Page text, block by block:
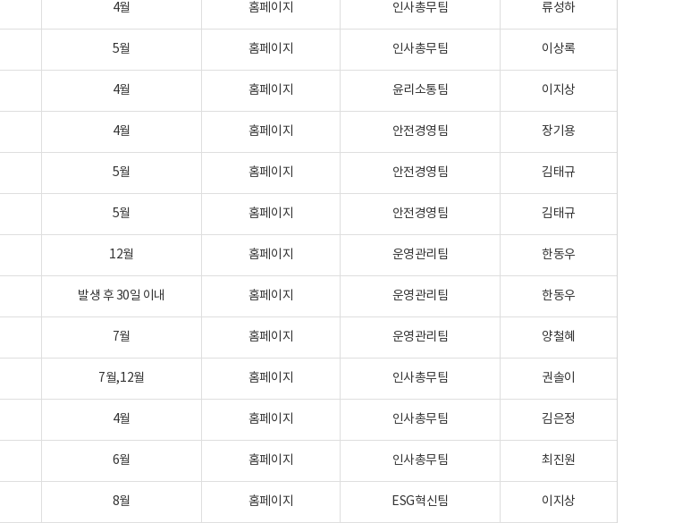
4월 홈페이지 인사총무팀 류성하
5월 홈페이지 인사총무팀 이상록
4월 홈페이지 윤리소통팀 이지상
4월 홈페이지 안전경영팀 장기용
5월 홈페이지 안전경영팀 김태규
5월 홈페이지 안전경영팀 김태규
12월 홈페이지 운영관리팀 한동우
발생 후 30일 이내 홈페이지 운영관리팀 한동우
7월 홈페이지 운영관리팀 양철혜
7월,12월 홈페이지 인사총무팀 권솔이
4월 홈페이지 인사총무팀 김은정
6월 홈페이지 인사총무팀 최진원
8월 홈페이지 ESG혁신팀 이지상